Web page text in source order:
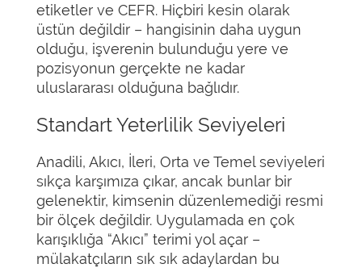
etiketler ve CEFR. Hiçbiri kesin olarak
üstün değildir – hangisinin daha uygun
olduğu, işverenin bulunduğu yere ve
pozisyonun gerçekte ne kadar
uluslararası olduğuna bağlıdır.
Standart Yeterlilik Seviyeleri
Anadili, Akıcı, İleri, Orta ve Temel seviyeleri
sıkça karşımıza çıkar, ancak bunlar bir
gelenektir, kimsenin düzenlemediği resmi
bir ölçek değildir. Uygulamada en çok
karışıklığa “Akıcı” terimi yol açar –
mülakatçıların sık sık adaylardan bu